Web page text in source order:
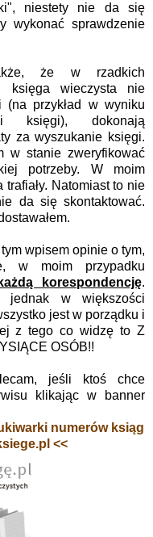
niestety nie da się
wykonać sprawdzenie
że w rzadkich
księga wieczysta nie
(na przykład w wyniku
księgi), dokonają
za wyszukanie księgi.
w stanie zweryfikować
potrzeby. W moim
Natomiast to nie
da się skontaktować.
wpisem opinie o tym,
w moim przypadku
korespondencję.
jednak w większości
jest w porządku i
z tego co widzę to Z
OSÓB!!
jeśli ktoś chce
klikając w banner
numerów ksiąg
<<